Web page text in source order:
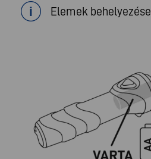
Elemek behelyezése